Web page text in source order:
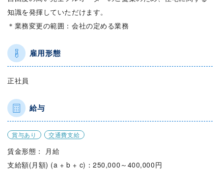
知識を発揮していただけます。
＊業務変更の範囲：会社の定める業務
雇用形態
正社員
給与
賞与あり 交通費支給
賃金形態： 月給
支給額(月額) (a + b + c)：250,000～400,000円